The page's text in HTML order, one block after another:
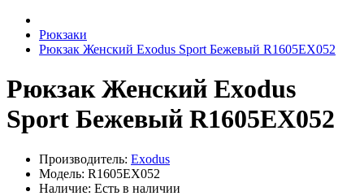
Рюкзаки
Рюкзак Женский Exodus Sport Бежевый R1605EX052
Рюкзак Женский Exodus
Sport Бежевый R1605EX052
Производитель: Exodus
Модель: R1605EX052
Наличие: Есть в наличии